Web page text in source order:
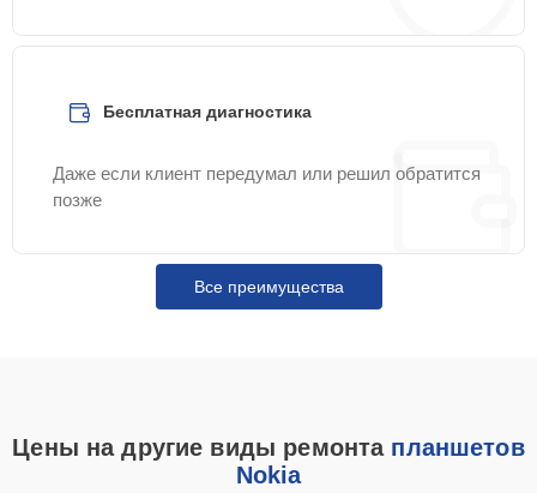
Бесплатная диагностика
Даже если клиент передумал или решил обратится
позже
Все преимущества
Цены на другие виды ремонта планшетов
Nokia